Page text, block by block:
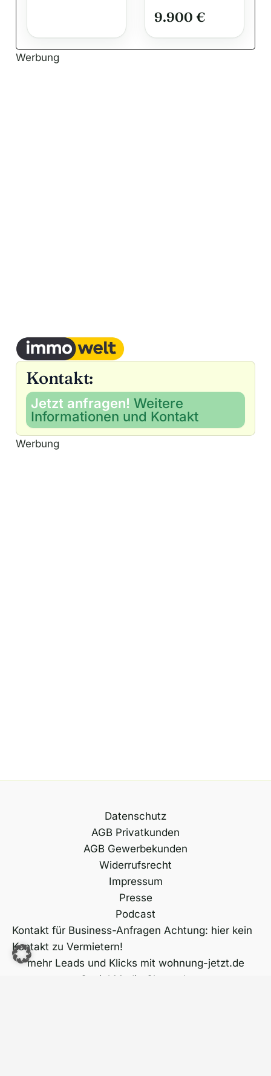
9.900 €
Werbung
Kontakt:
Jetzt anfragen! Weitere
Informationen und Kontakt
Werbung
Datenschutz
AGB Privatkunden
AGB Gewerbekunden
Widerrufsrecht
Impressum
Presse
Podcast
Kontakt für Business-Anfragen Achtung: hier kein
Kontakt zu Vermietern!
mehr Leads und Klicks mit wohnung-jetzt.de
Social Media Channels